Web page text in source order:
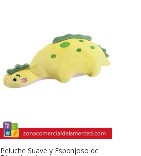
Peluche Suave y Esponjoso de